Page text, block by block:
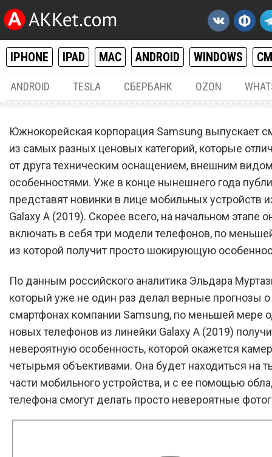
IPHONE IPAD MAC ANDROID WINDOWS
ANDROID TESLA СБЕРБАНК OZON
Новые смартфоны
линейки Galaxy A
шокирующую
Южнокорейская корпорация Samsung выпускает
из самых разных ценовых категорий, которые
от друга техническим оснащением, внешним
особенностями. Уже в конце нынешнего года
представят новинки в лице мобильных устройств
Galaxy A (2019). Скорее всего, на начальном этапе
включать в себя три модели телефонов, по
из которой получит просто шокирующую
По данным российского аналитика Эльдара
который уже не один раз делал верные прогнозы
смартфонах компании Samsung, по меньшей мере
новых телефонов из линейки Galaxy A (2019)
невероятную особенность, которой окажется
четырьмя объективами. Она будет находиться на
части мобильного устройства, и с ее помощью
телефона смогут делать просто невероятные